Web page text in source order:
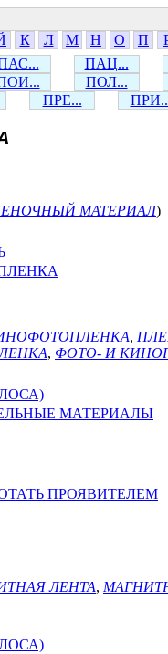
К Л М Н О П
ПАЦ...
ПОЛ...
ПРЕ...
МАТЕРИАЛ)
,
, ФОТО- И
МАТЕРИАЛЫ
ПРОЯВИТЕЛЕМ
ЛЕНТА,